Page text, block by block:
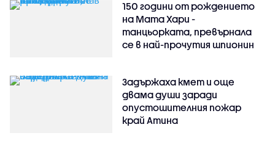
150 години от рождението
на Мата Хари -
танцьорката, превърнала
се в най-прочутия шпионин
Задържаха кмет и още
двама души заради
опустошителния пожар
край Атина